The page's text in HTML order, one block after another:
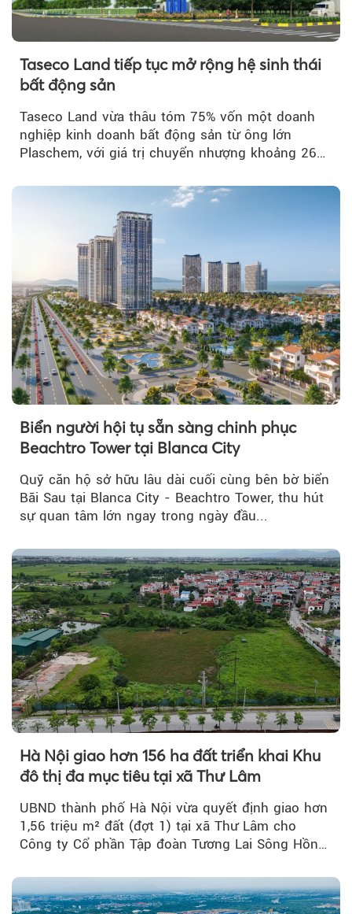
Taseco Land tiếp tục mở rộng hệ sinh thái
bất động sản
Taseco Land vừa thâu tóm 75% vốn một doanh
nghiệp kinh doanh bất động sản từ ông lớn
Plaschem, với giá trị chuyển nhượng khoảng 262
Biển người hội tụ sẵn sàng chinh phục
Beachtro Tower tại Blanca City
Quỹ căn hộ sở hữu lâu dài cuối cùng bên bờ biển
Bãi Sau tại Blanca City - Beachtro Tower, thu hút
sự quan tâm lớn ngay trong ngày đầu...
Hà Nội giao hơn 156 ha đất triển khai Khu
đô thị đa mục tiêu tại xã Thư Lâm
UBND thành phố Hà Nội vừa quyết định giao hơn
1,56 triệu m² đất (đợt 1) tại xã Thư Lâm cho
Công ty Cổ phần Tập đoàn Tương Lai Sông Hồng